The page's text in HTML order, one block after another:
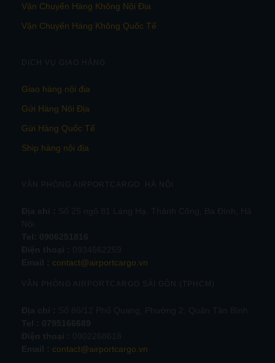
Vận Chuyển Hàng Không Nội Địa
Vận Chuyển Hàng Không Quốc Tế
DỊCH VỤ GIAO HÀNG
Giao hàng nội địa
Gửi Hàng Nội Địa
Gửi Hàng Quốc Tế
Ship hàng nội địa
VĂN PHÒNG AIRPORTCARGO HÀ NỘI
contact@airportcargo.vn
VĂN PHÒNG AIRPORTCARGO SÀI GÒN (TPHCM)
contact@airportcargo.vn